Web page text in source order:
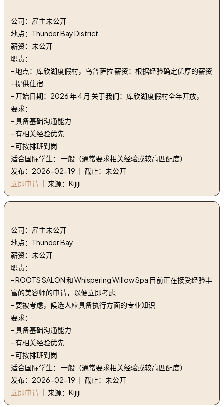
公司：雇主未公开
地点：Thunder Bay District
薪资：未公开
职责：
- 地点：库欣湖度假村，乌普萨拉 薪资：根据经验确定优厚的薪资
- 提供住宿
- 开始日期：2026 年 4 月 关于我们：库欣湖度假村全年开放，
要求：
- 具备基础沟通能力
- 有相关经验优先
- 可按排班到岗
适合国际学生： 一般（通常要求相关经验或较高匹配度）
发布：2026-02-19 ｜ 截止：未公开
立即申请 ｜ 来源：Kijiji
公司：雇主未公开
地点：Thunder Bay
薪资：未公开
职责：
- ROOTS SALON 和 Whispering Willow Spa 目前正在接受经验丰
富的美容师的申请，以便立即考虑
- 要被考虑，候选人应具备执行方面的专业知识
要求：
- 具备基础沟通能力
- 有相关经验优先
- 可按排班到岗
适合国际学生： 一般（通常要求相关经验或较高匹配度）
发布：2026-02-19 ｜ 截止：未公开
立即申请 ｜ 来源：Kijiji